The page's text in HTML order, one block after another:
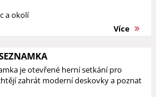
a okolí
Více
je otevřené herní setkání pro
zahrát moderní deskovky a poznat